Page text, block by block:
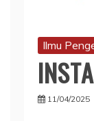
Ilmu
11/04/2025